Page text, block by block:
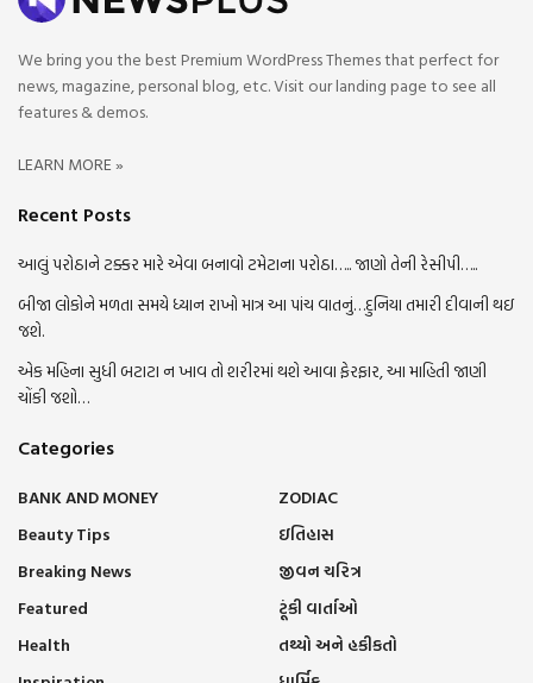
We bring you the best Premium WordPress Themes that perfect for
news, magazine, personal blog, etc. Visit our landing page to see all
features & demos.
LEARN MORE »
Recent Posts
આલું પરોઠાને ટક્કર મારે એવા બનાવો ટમેટાના પરોઠા….. જાણો તેની રેસીપી…..
બીજા લોકોને મળતા સમયે ધ્યાન રાખો માત્ર આ પાંચ વાતનું…દુનિયા તમારી દીવાની થઇ
જશે.
એક મહિના સુધી બટાટા ન ખાવ તો શરીરમાં થશે આવા ફેરફાર, આ માહિતી જાણી
ચોંકી જશો…
Categories
BANK AND MONEY
Beauty Tips
Breaking News
Featured
Health
ZODIAC
ઇતિહાસ
જીવન ચરિત્ર
ટૂંકી વાર્તાઓ
તથ્યો અને હકીકતો